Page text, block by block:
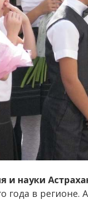
и науки
года в регионе.